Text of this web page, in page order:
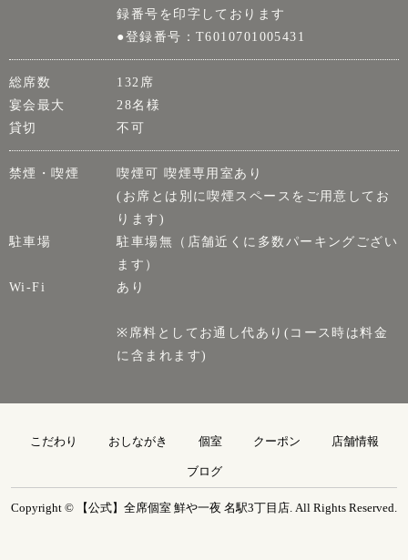
録番号を印字しております
●登録番号：T6010701005431
総席数
132席
宴会最大
28名様
貸切
不可
禁煙・喫煙
喫煙可 喫煙専用室あり
(お席とは別に喫煙スペースをご用意してお
ります)
駐車場
駐車場無（店舗近くに多数パーキングござい
ます）
Wi-Fi
あり
※席料としてお通し代あり(コース時は料金
に含まれます)
こだわり おしながき 個室 クーポン 店舗情報
ブログ
Copyright © 【公式】全席個室 鮮や一夜 名駅3丁目店. All Rights Reserved.